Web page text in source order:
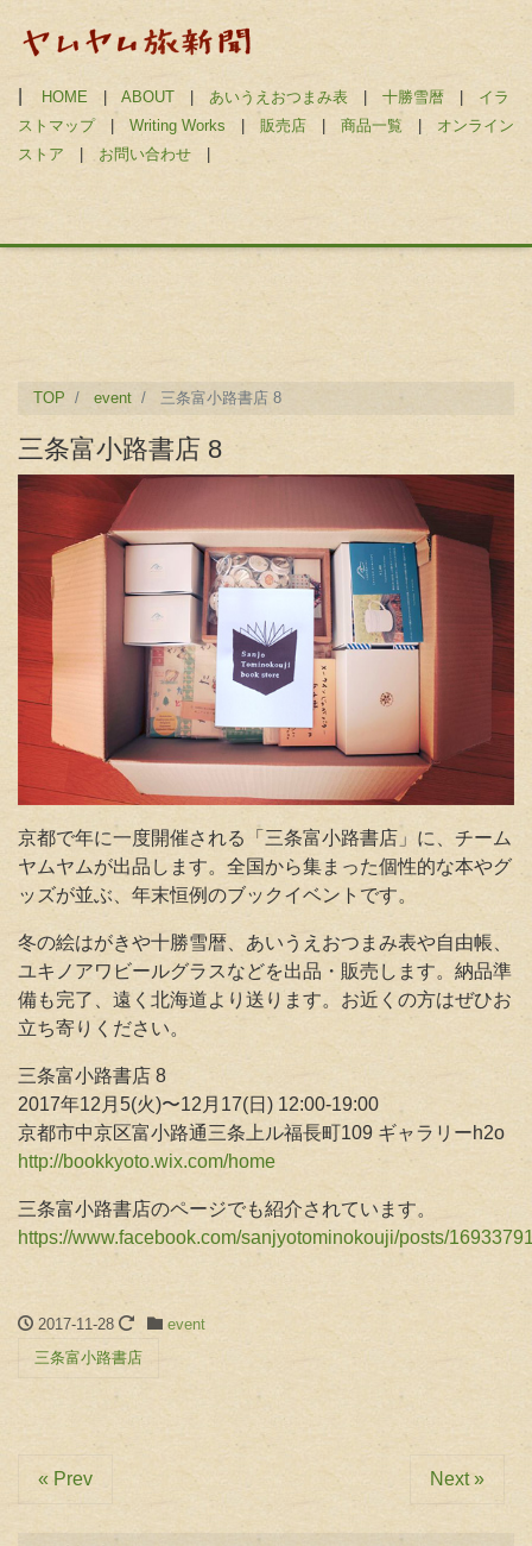
HOME | ABOUT | あいうえおつまみ表 | 十勝雪暦 | イラ
ストマップ| Writing Works | 販売店 | 商品一覧 | オンライン
ストア | お問い合わせ |
TOP event 三条富小路書店 8
三条富小路書店 8
京都で年に一度開催される「三条富小路書店」に、チーム
ヤムヤムが出品します。全国から集まった個性的な本やグ
ッズが並ぶ、年末恒例のブックイベントです。
冬の絵はがきや十勝雪暦、あいうえおつまみ表や自由帳、
ユキノアワビールグラスなどを出品・販売します。納品準
備も完了、遠く北海道より送ります。お近くの方はぜひお
立ち寄りください。
三条富小路書店 8
2017年12月5(火)〜12月17(日) 12:00-19:00
京都市中京区富小路通三条上ル福長町109 ギャラリーh2o
http://bookkyoto.wix.com/home
三条富小路書店のページでも紹介されています。
https://www.facebook.com/sanjyotominokouji/posts/
2017-11-28
event
三条富小路書店
« Prev Next »